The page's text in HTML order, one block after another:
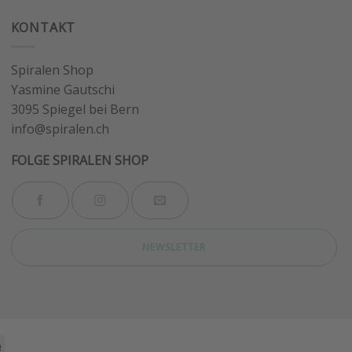
KONTAKT
Spiralen Shop
Yasmine Gautschi
3095 Spiegel bei Bern
info@spiralen.ch
FOLGE SPIRALEN SHOP
NEWSLETTER
Stripe